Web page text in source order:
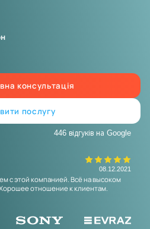
консультація
послугу
446 відгуків на Google
08.12.2021
с этой компанией. Всё на высоком
отношение к клиентам.